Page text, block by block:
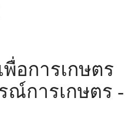
อการเกษตร
ณ์การเกษตร -